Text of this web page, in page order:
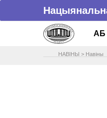
АБ
НАВIНЫ > Навіны